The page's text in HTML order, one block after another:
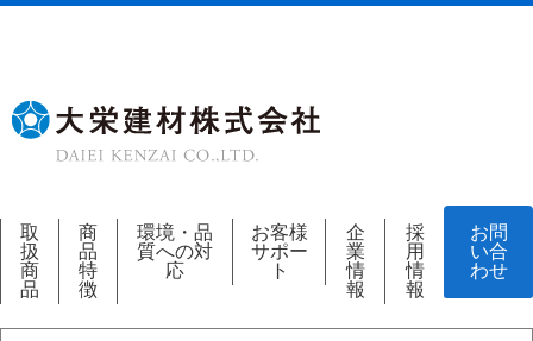
取
扱
商
品
商
品
特
徴
環境・品
質への対
応
お客様
サポー
ト
企
業
情
報
採
用
情
報
お問
い合
わせ